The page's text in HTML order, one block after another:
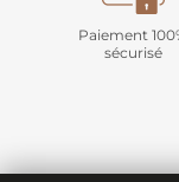
Paiement
sécurisé